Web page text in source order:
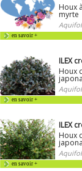
Houx
myrte
en savoir +
ILEX
Houx
en savoir +
ILEX
Houx
en savoir +